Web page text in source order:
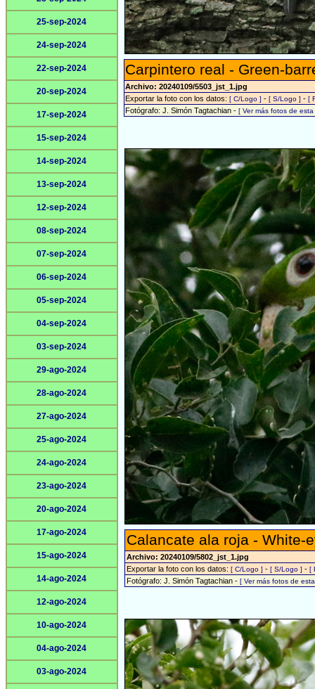
25-sep-2024
24-sep-2024
22-sep-2024
20-sep-2024
17-sep-2024
15-sep-2024
14-sep-2024
13-sep-2024
12-sep-2024
08-sep-2024
07-sep-2024
06-sep-2024
05-sep-2024
04-sep-2024
03-sep-2024
29-ago-2024
28-ago-2024
27-ago-2024
25-ago-2024
24-ago-2024
23-ago-2024
20-ago-2024
17-ago-2024
15-ago-2024
14-ago-2024
12-ago-2024
10-ago-2024
04-ago-2024
03-ago-2024
Carpintero real - Green-
Archivo: 20240109/5503_jst_1.jpg
Exportar la foto con los datos:[ C/Logo ] -[ S/Logo ] -[
Fotógrafo: J. Simón Tagtachian -[ Ver más fotos de
Calancate ala roja - White-
Archivo: 20240109/5802_jst_1.jpg
Exportar la foto con los datos: [ C/Logo ] - [ S/Logo ] - [
Fotógrafo: J. Simón Tagtachian - [ Ver más fotos de